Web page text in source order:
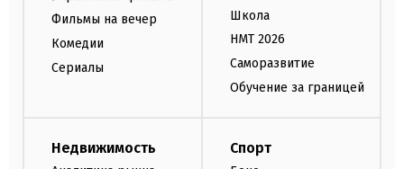
Фильмы на вечер
Комедии
Сериалы
Школа
НМТ 2026
Саморазвитие
Обучение за границей
Недвижимость Спорт